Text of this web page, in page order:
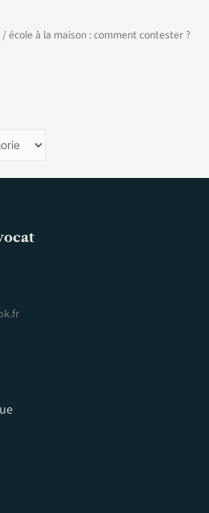
école à la maison : comment contester ?